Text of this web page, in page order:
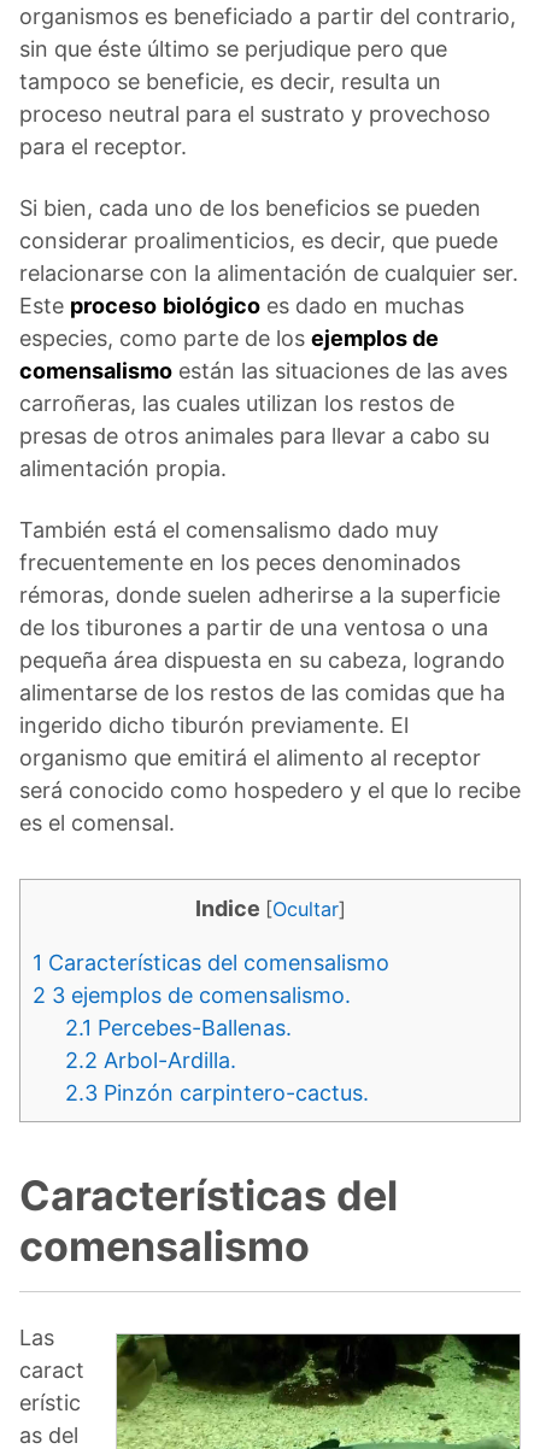
organismos es beneficiado a partir del contrario,
sin que éste último se perjudique pero que
tampoco se beneficie, es decir, resulta un
proceso neutral para el sustrato y provechoso
para el receptor.
Si bien, cada uno de los beneficios se pueden
considerar proalimenticios, es decir, que puede
relacionarse con la alimentación de cualquier ser.
Este proceso biológico es dado en muchas
especies, como parte de los ejemplos de
comensalismo están las situaciones de las aves
carroñeras, las cuales utilizan los restos de
presas de otros animales para llevar a cabo su
alimentación propia.
También está el comensalismo dado muy
frecuentemente en los peces denominados
rémoras, donde suelen adherirse a la superficie
de los tiburones a partir de una ventosa o una
pequeña área dispuesta en su cabeza, logrando
alimentarse de los restos de las comidas que ha
ingerido dicho tiburón previamente. El
organismo que emitirá el alimento al receptor
será conocido como hospedero y el que lo recibe
es el comensal.
Indice [Ocultar]
1 Características del comensalismo
2 3 ejemplos de comensalismo.
2.1 Percebes-Ballenas.
2.2 Arbol-Ardilla.
2.3 Pinzón carpintero-cactus.
Características del
comensalismo
Las
caract
erístic
as del